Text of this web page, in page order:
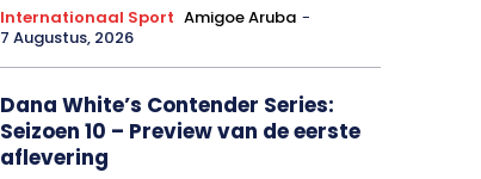
Internationaal Sport Amigoe Aruba -
7 Augustus, 2026
Dana White’s Contender Series:
Seizoen 10 – Preview van de eerste
aflevering